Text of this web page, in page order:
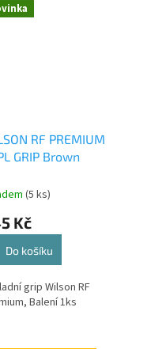
RF PREMIUM
GRIP Brown
(5 ks)
Kč
Do košíku
grip Wilson RF
Balení 1ks